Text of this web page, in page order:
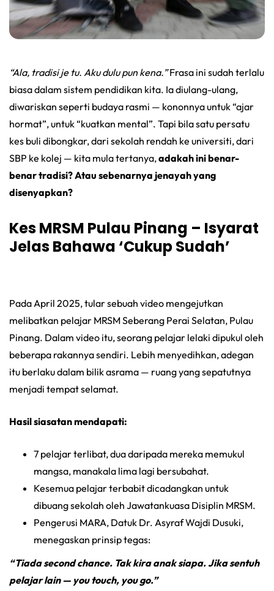
“Ala, tradisi je tu. Aku dulu pun kena.”Frasa ini sudah terlalu
biasa dalam sistem pendidikan kita. Ia diulang-ulang,
diwariskan seperti budaya rasmi — kononnya untuk “ajar
hormat”, untuk “kuatkan mental”. Tapi bila satu persatu
kes buli dibongkar, dari sekolah rendah ke universiti, dari
SBP ke kolej — kita mula tertanya,adakah ini benar-
benar tradisi? Atau sebenarnya jenayah yang
disenyapkan?
Kes MRSM Pulau Pinang – Isyarat
Jelas Bahawa ‘Cukup Sudah’
Pada April 2025, tular sebuah video mengejutkan
melibatkan pelajar MRSM Seberang Perai Selatan, Pulau
Pinang. Dalam video itu, seorang pelajar lelaki dipukul oleh
beberapa rakannya sendiri. Lebih menyedihkan, adegan
itu berlaku dalam bilik asrama — ruang yang sepatutnya
menjadi tempat selamat.
Hasil siasatan mendapati:
7 pelajar terlibat, dua daripada mereka memukul
mangsa, manakala lima lagi bersubahat.
Kesemua pelajar terbabit dicadangkan untuk
dibuang sekolah oleh Jawatankuasa Disiplin MRSM.
Pengerusi MARA, Datuk Dr. Asyraf Wajdi Dusuki,
menegaskan prinsip tegas:
“Tiada second chance. Tak kira anak siapa. Jika sentuh
pelajar lain — you touch, you go.”